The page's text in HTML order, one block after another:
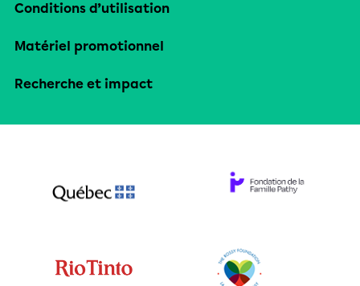
Conditions d’utilisation
Matériel promotionnel
Recherche et impact